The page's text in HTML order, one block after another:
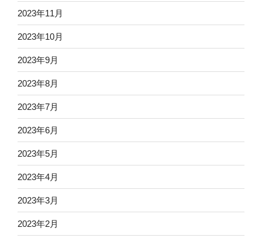
2023年11月
2023年10月
2023年9月
2023年8月
2023年7月
2023年6月
2023年5月
2023年4月
2023年3月
2023年2月